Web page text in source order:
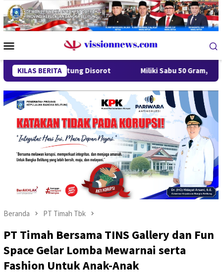
Loncat
ke
konten
Mobile
KILAS BERITA
Gantung Disorot Miliki Sabu 50 Gram, IRT di
Beranda PT Timah Tbk
PT Timah Bersama TINS Gallery dan Fun
Space Gelar Lomba Mewarnai serta
Fashion Untuk Anak-Anak